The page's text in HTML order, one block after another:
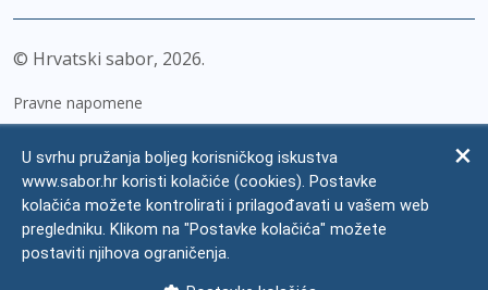
© Hrvatski sabor, 2026
Pravne napomene
Zaštita osobnih podataka
Impressum
Česta pitanja
U svrhu pružanja boljeg korisničkog iskustva
www.sabor.hr koristi kolačiće (cookies). Postavke
kolačića možete kontrolirati i prilagođavati u vašem web
pregledniku. Klikom na "Postavke kolačića" možete
postaviti njihova ograničenja.